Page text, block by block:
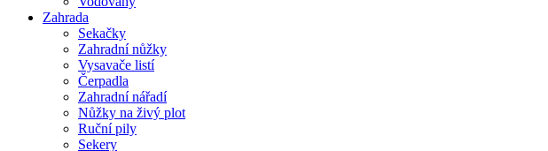
Zahrada
Sekačky
Zahradní nůžky
Vysavače listí
Čerpadla
Zahradní nářadí
Nůžky na živý plot
Ruční pily
Sekery